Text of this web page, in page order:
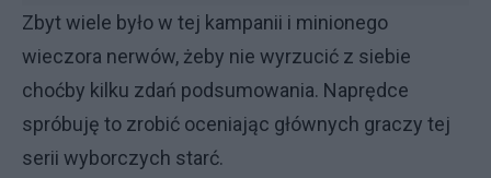
Zbyt wiele było w tej kampanii i minionego
wieczora nerwów, żeby nie wyrzucić z siebie
choćby kilku zdań podsumowania. Naprędce
spróbuję to zrobić oceniając głównych graczy tej
serii wyborczych starć.